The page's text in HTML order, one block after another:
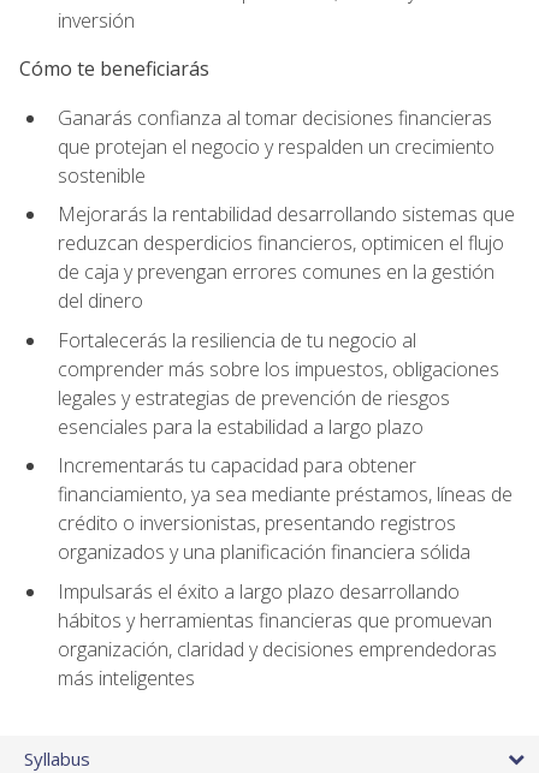
inversión
Cómo te beneficiarás
Ganarás confianza al tomar decisiones financieras
que protejan el negocio y respalden un crecimiento
sostenible
Mejorarás la rentabilidad desarrollando sistemas que
reduzcan desperdicios financieros, optimicen el flujo
de caja y prevengan errores comunes en la gestión
del dinero
Fortalecerás la resiliencia de tu negocio al
comprender más sobre los impuestos, obligaciones
legales y estrategias de prevención de riesgos
esenciales para la estabilidad a largo plazo
Incrementarás tu capacidad para obtener
financiamiento, ya sea mediante préstamos, líneas de
crédito o inversionistas, presentando registros
organizados y una planificación financiera sólida
Impulsarás el éxito a largo plazo desarrollando
hábitos y herramientas financieras que promuevan
organización, claridad y decisiones emprendedoras
más inteligentes
Syllabus